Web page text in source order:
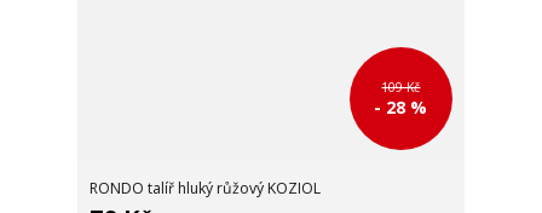
109 Kč
- 28 %
RONDO talíř hluký růžový KOZIOL